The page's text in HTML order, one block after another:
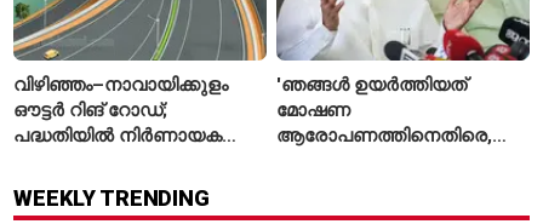
വിഴിഞ്ഞം–നാവായിക്കുളം
ഔട്ടർ റിങ് റോഡ്;
പദ്ധതിയിൽ നിർണായക
വിശദീകരണം
'ഞങ്ങൾ ഉയർത്തിയത്
മോഷണ
ആരോപണത്തിനെതിരെ,
സഞ്ജയ് റാവത്ത്
WEEKLY TRENDING